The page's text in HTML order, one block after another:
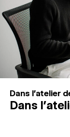
Dans l'atelier
Dans